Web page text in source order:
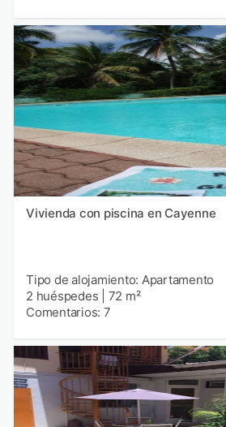
Vivienda con piscina en Cayenne
Tipo de alojamiento: Apartamento
2 huéspedes
72 m²
Comentarios: 7